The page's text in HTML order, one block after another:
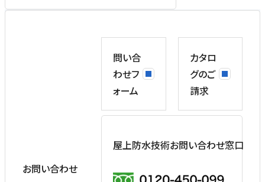
お問い合わせ
問い合
わせフ
ォーム
カタロ
グのご
請求
屋上防水技術お問い合わせ窓口